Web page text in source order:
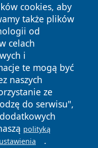
cookies, aby
także plików
od
celach
i
te mogą być
naszych
ze
do serwisu",
polityką
.
prawa
Polityka
Cookies